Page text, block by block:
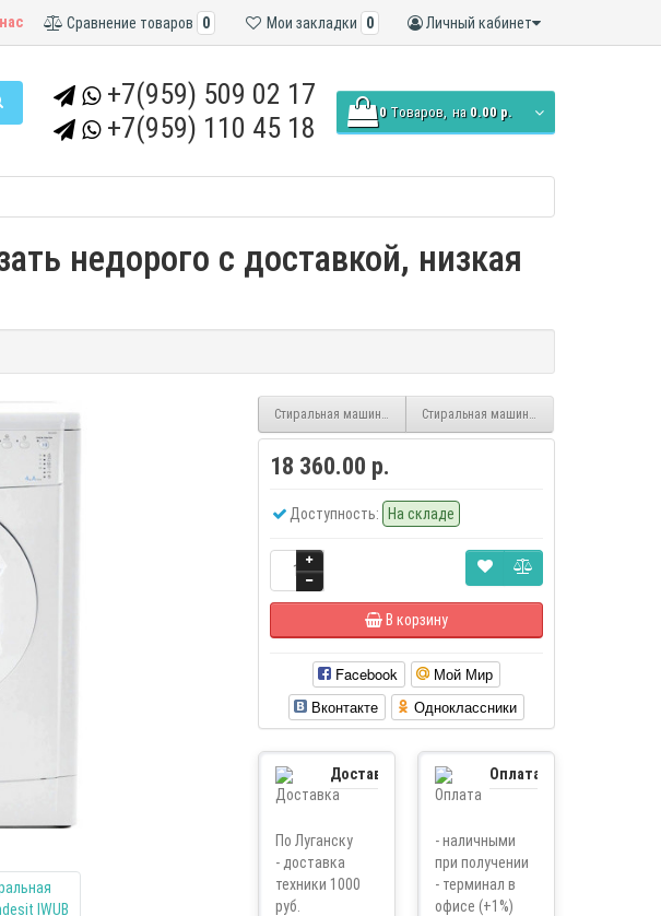
Личный кабинет
Мои закладки 0
Сравнение товаров 0
+7(959) 509 02 17
+7(959) 110 45 18
0 Tоваров, на 0.00 р.
недорого с доставкой, низкая
Стиральная машина Indesit IWSD 5085, белый, 5кг, дисплей
Стиральная машина Indesit BWSA 61051
18 360.00 р.
Доступность: На складе
В корзину
Facebook
Мой Мир
Вконтакте
Одноклассники
Доставка
По Луганску
- доставка
техники 1000
руб.
Оплата
- наличными
при получении
- терминал в
офисе (+1%)